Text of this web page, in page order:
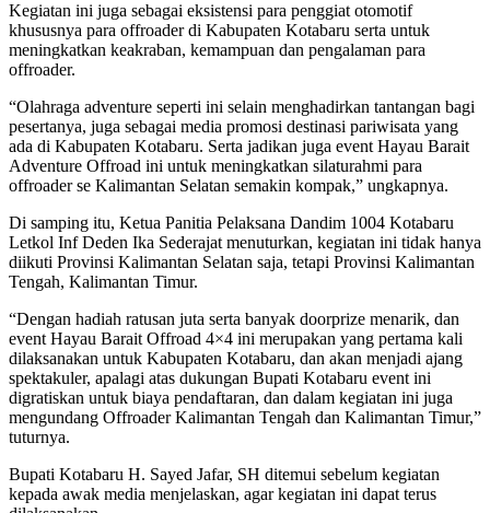
Kegiatan ini juga sebagai eksistensi para penggiat otomotif
khususnya para offroader di Kabupaten Kotabaru serta untuk
meningkatkan keakraban, kemampuan dan pengalaman para
offroader.
“Olahraga adventure seperti ini selain menghadirkan tantangan bagi
pesertanya, juga sebagai media promosi destinasi pariwisata yang
ada di Kabupaten Kotabaru. Serta jadikan juga event Hayau Barait
Adventure Offroad ini untuk meningkatkan silaturahmi para
offroader se Kalimantan Selatan semakin kompak,” ungkapnya.
Di samping itu, Ketua Panitia Pelaksana Dandim 1004 Kotabaru
Letkol Inf Deden Ika Sederajat menuturkan, kegiatan ini tidak hanya
diikuti Provinsi Kalimantan Selatan saja, tetapi Provinsi Kalimantan
Tengah, Kalimantan Timur.
“Dengan hadiah ratusan juta serta banyak doorprize menarik, dan
event Hayau Barait Offroad 4×4 ini merupakan yang pertama kali
dilaksanakan untuk Kabupaten Kotabaru, dan akan menjadi ajang
spektakuler, apalagi atas dukungan Bupati Kotabaru event ini
digratiskan untuk biaya pendaftaran, dan dalam kegiatan ini juga
mengundang Offroader Kalimantan Tengah dan Kalimantan Timur,”
tuturnya.
Bupati Kotabaru H. Sayed Jafar, SH ditemui sebelum kegiatan
kepada awak media menjelaskan, agar kegiatan ini dapat terus